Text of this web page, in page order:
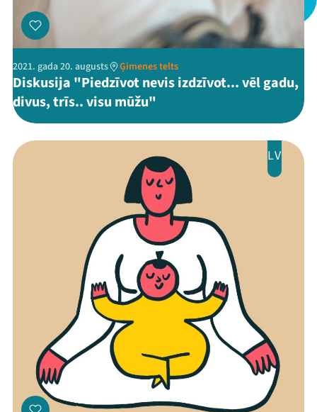
Ziedo
Veikals
Kontakti
ThreadsFacebookYoutube
X Instagram
Flick
2021. gada 20. augusts Ģimenes telts
Diskusija "Piedzīvot nevis izdzīvot... vēl gadu,
divus, trīs.. visu mūžu"
LV